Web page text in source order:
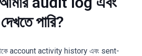
পারি?
account activity history এবং sent-